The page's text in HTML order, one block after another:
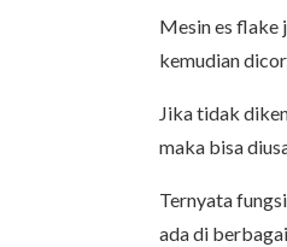
Mesin es flake
kemudian
Jika tidak
maka bisa
Ternyata fungsi
ada di